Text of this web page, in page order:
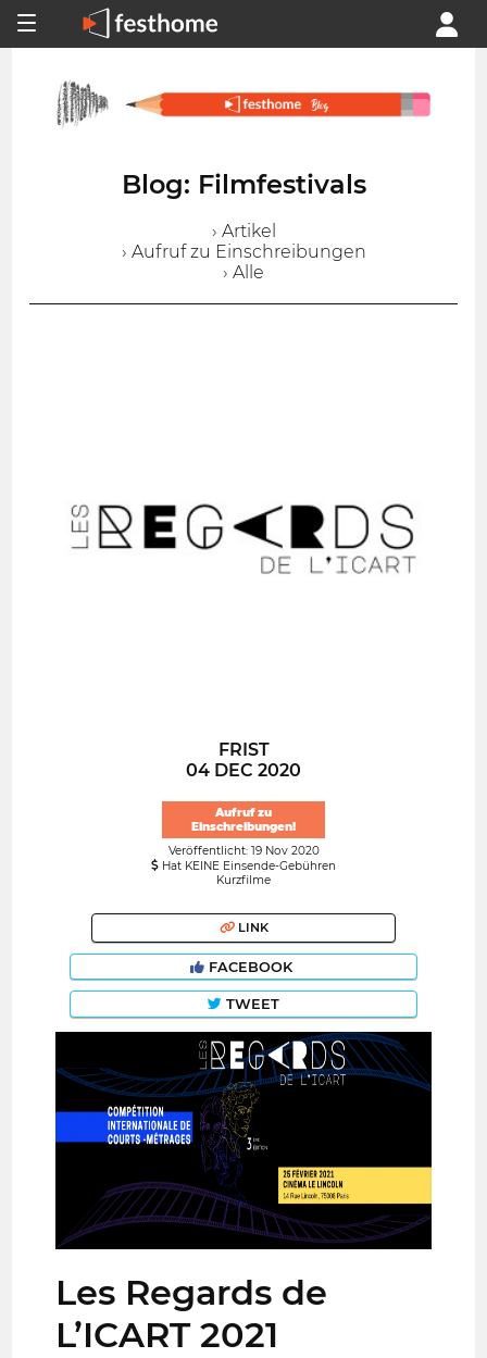
Blog: Filmfestivals
› Artikel
› Aufruf zu Einschreibungen
› Alle
FRIST
04 DEC 2020
Aufruf zu
Einschreibungen!
Veröffentlicht: 19 Nov 2020
Hat KEINE Einsende-Gebühren
Kurzfilme
LINK
FACEBOOK
TWEET
Les Regards de
L’ICART 2021